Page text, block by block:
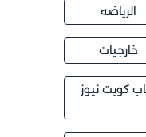
الرياضه
خارجيات
كويت نيوز